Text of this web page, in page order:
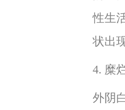
性生
状出
4. 糜
外阴